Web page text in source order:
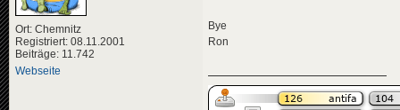
Ort: Chemnitz
Registriert: 08.11.2001
Beiträge: 11.742
Webseite
Bye
Ron